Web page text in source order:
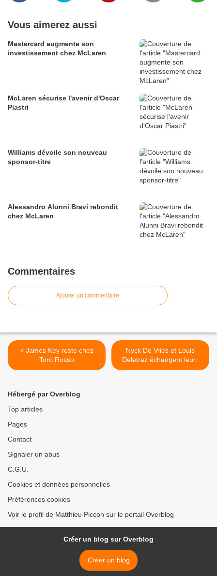
Vous aimerez aussi
Mastercard augmente son
investissement chez McLaren
McLaren sécurise l'avenir d'Oscar
Piastri
Williams dévoile son nouveau
sponsor-titre
Alessandro Alunni Bravi rebondit
chez McLaren
Commentaires
Ajouter un commentaire
< James Key reste chez
Toro Rosso
Nyck De Vries et Louis
Deletraz échangent leurs
baquets >
Hébergé par Overblog
Top articles
Pages
Contact
Signaler un abus
C.G.U.
Cookies et données personnelles
Préférences cookies
Voir le profil de Matthieu Piccon sur le portail Overblog
Créer un blog sur Overblog
Créer un blog